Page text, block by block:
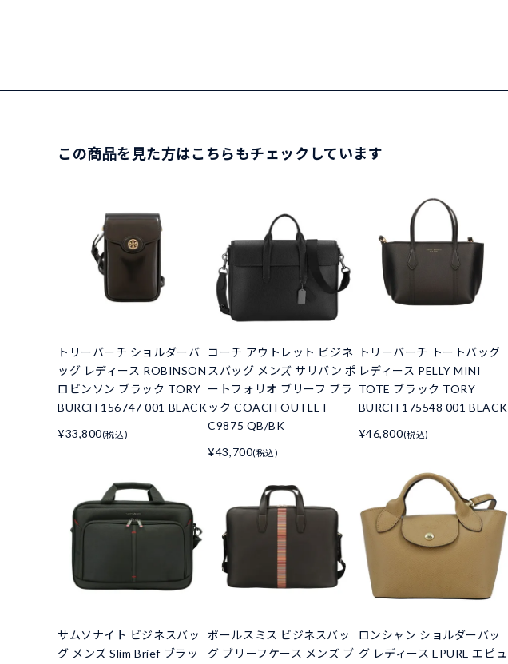
この商品を見た方はこちらもチェックしています
トリーバーチ ショルダーバ
ッグ レディース ROBINSON
ロビンソン ブラック TORY
BURCH 156747 001 BLACK
¥33,800(税込)
コーチ アウトレット ビジネ
スバッグ メンズ サリバン ポ
ートフォリオ ブリーフ ブラ
ック COACH OUTLET
C9875 QB/BK
¥43,700(税込)
トリーバーチ トートバッグ
レディース PELLY MINI
TOTE ブラック TORY
BURCH 175548 001 BLACK
¥46,800(税込)
サムソナイト ビジネスバッ
グ メンズ Slim Brief ブラッ
ポールスミス ビジネスバッ
グ ブリーフケース メンズ ブ
ロンシャン ショルダーバッ
グ レディース EPURE エピュ